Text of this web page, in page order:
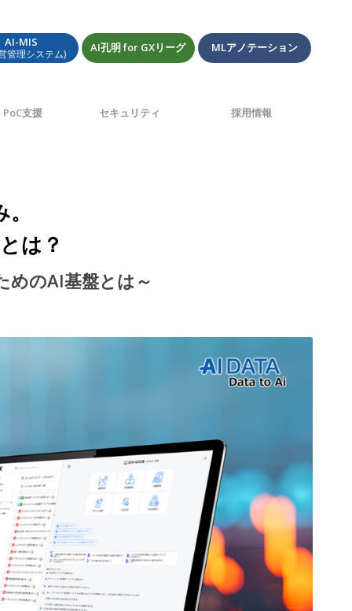
AI-MIS
管理システム) AI孔明 for GXリーグ MLアノテーション
支援 セキュリティ 採用情報
は？
めのAI基盤とは～